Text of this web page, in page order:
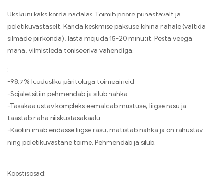
Üks kuni kaks korda nädalas. Toimib poore puhastavalt ja
põletikuvastaselt. Kanda keskmise paksuse kihina nahale (vältida
silmade piirkonda), lasta mõjuda 15-20 minutit. Pesta veega
maha, viimistleda toniseeriva vahendiga.
:
-98,7% loodusliku päritoluga toimeaineid
-Sojaletsitiin pehmendab ja silub nahka
-Tasakaalustav kompleks eemaldab mustuse, liigse rasu ja
taastab naha niiskustasakaalu
-Kaoliin imab endasse liigse rasu, matistab nahka ja on rahustav
ning põletikuvastane toime. Pehmendab ja silub.
Koostisosad: